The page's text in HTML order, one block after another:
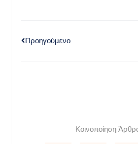
Προηγούμενο
Κοινοποίηση